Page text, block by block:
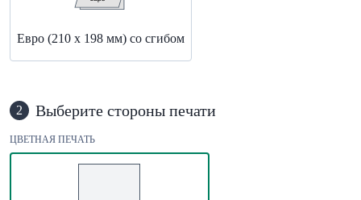
Евро (210 x 198 мм) со сгибом
2 Выберите стороны печати
ЦВЕТНАЯ ПЕЧАТЬ